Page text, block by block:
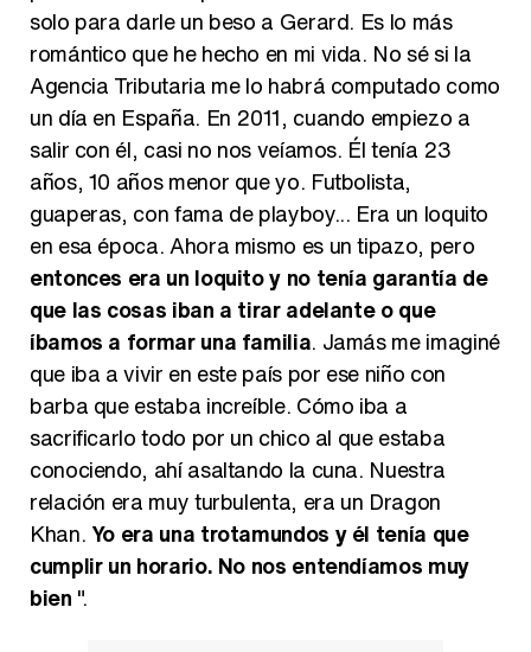
solo para darle un beso a Gerard. Es lo más
romántico que he hecho en mi vida. No sé si la
Agencia Tributaria me lo habrá computado como
un día en España. En 2011, cuando empiezo a
salir con él, casi no nos veíamos. Él tenía 23
años, 10 años menor que yo. Futbolista,
guaperas, con fama de playboy... Era un loquito
en esa época. Ahora mismo es un tipazo, pero
entonces era un loquito y no tenía garantía de
que las cosas iban a tirar adelante o que
íbamos a formar una familia. Jamás me imaginé
que iba a vivir en este país por ese niño con
barba que estaba increíble. Cómo iba a
sacrificarlo todo por un chico al que estaba
conociendo, ahí asaltando la cuna. Nuestra
relación era muy turbulenta, era un Dragon
Khan. Yo era una trotamundos y él tenía que
cumplir un horario. No nos entendíamos muy
bien ".